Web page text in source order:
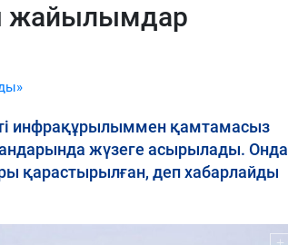
жайылымдар
инфрақұрылыммен қамтамасыз
жүзеге асырылады. Онда
қарастырылған, деп хабарлайды